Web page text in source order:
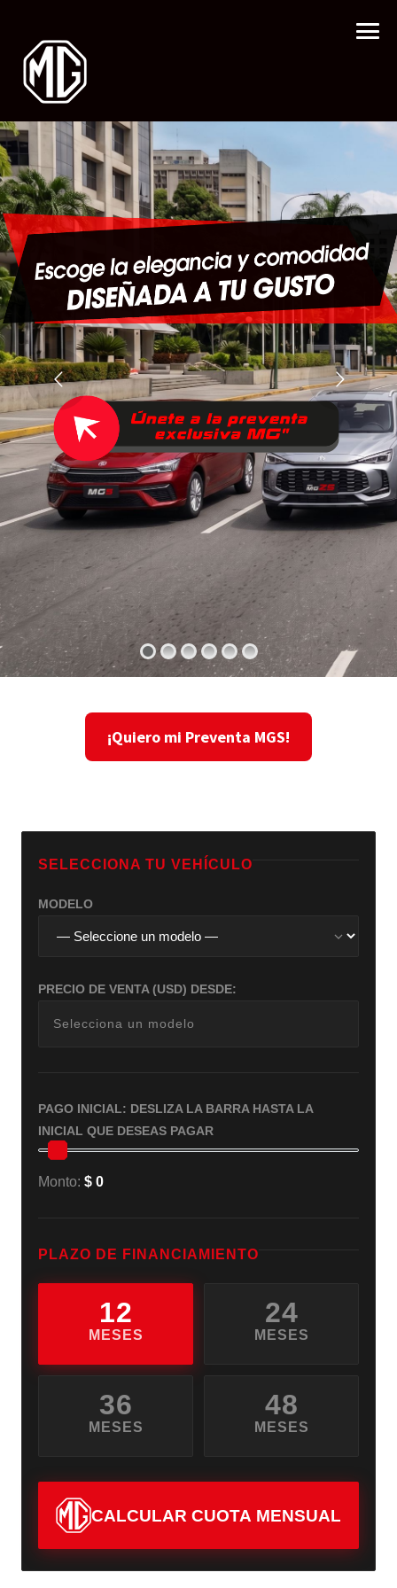
¡Quiero mi Preventa MGS!
SELECCIONA TU VEHÍCULO
MODELO
PRECIO DE VENTA (USD) DESDE:
Selecciona un modelo
PAGO INICIAL: DESLIZA LA BARRA HASTA LA
INICIAL QUE DESEAS PAGAR
Monto: $ 0
PLAZO DE FINANCIAMIENTO
12
MESES
24
MESES
36
MESES
48
MESES
CALCULAR CUOTA MENSUAL